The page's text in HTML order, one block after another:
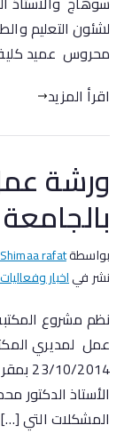
لشئون التعليم
محروس عميد كلية
اقرأ المزيد
ورشة
بالجامعة
بواسطةShimaa rafat
نشر فياخبار
نظم مشروع
عمل لمديري
23/
الأستاذ
المشكلات التي […]